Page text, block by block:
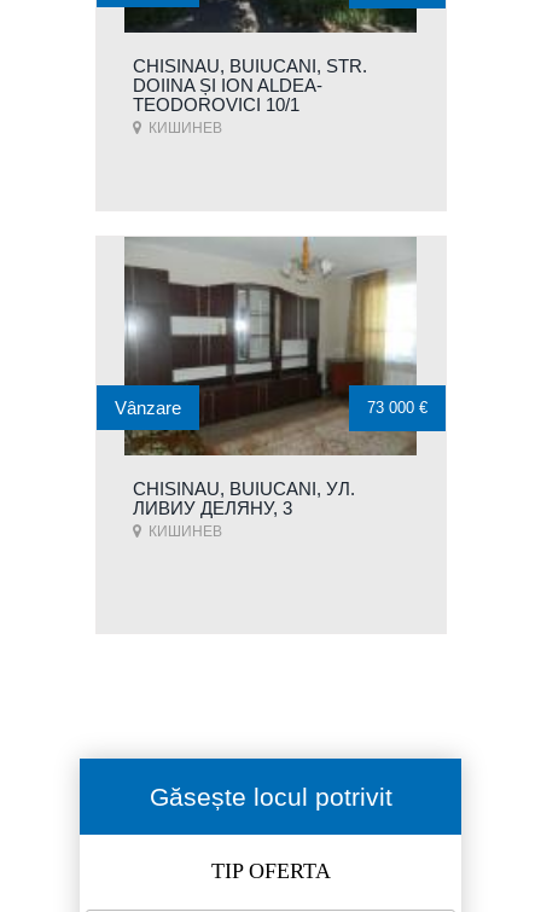
CHISINAU, BUIUCANI, STR.
DOIINA ȘI ION ALDEA-
TEODOROVICI 10/1
КИШИНЕВ
CHISINAU, BUIUCANI, УЛ.
ЛИВИУ ДЕЛЯНУ, 3
КИШИНЕВ
Vânzare 73 000 €
Găsește locul potrivit
TIP OFERTA